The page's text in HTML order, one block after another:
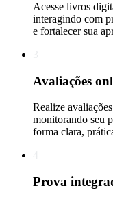
Acesse livros
interagindo com
e fortalecer sua
Avaliações
Realize
monitorando seu
forma clara,
Prova